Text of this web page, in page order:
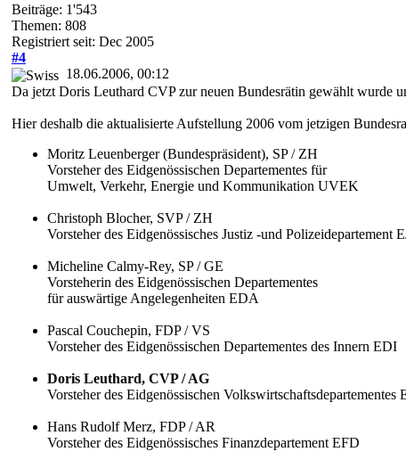
Beiträge: 1'543
Themen: 808
Registriert seit: Dec 2005
#4
18.06.2006, 00:12
Da jetzt Doris Leuthard CVP zur neuen Bundesrätin gewählt wurde
Hier deshalb die aktualisierte Aufstellung 2006 vom jetzigen
Moritz Leuenberger (Bundespräsident), SP / ZH
Vorsteher des Eidgenössischen Departementes für
Umwelt, Verkehr, Energie und Kommunikation UVEK
Christoph Blocher, SVP / ZH
Vorsteher des Eidgenössisches Justiz -und Polizeidepartement
Micheline Calmy-Rey, SP / GE
Vorsteherin des Eidgenössischen Departementes
für auswärtige Angelegenheiten EDA
Pascal Couchepin, FDP / VS
Vorsteher des Eidgenössischen Departementes des Innern EDI
Doris Leuthard, CVP / AG
Vorsteher des Eidgenössischen Volkswirtschaftsdepartementes
Hans Rudolf Merz, FDP / AR
Vorsteher des Eidgenössisches Finanzdepartement EFD